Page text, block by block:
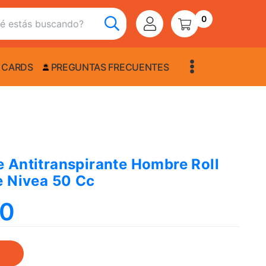
0
PREGUNTAS FRECUENTES
Antitranspirante Hombre Roll
Nivea 50 Cc